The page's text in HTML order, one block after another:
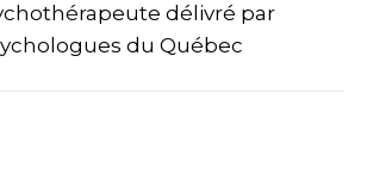
délivré par
du Québec